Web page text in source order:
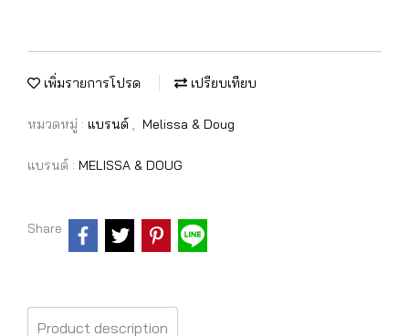
เพิ่มรายการโปรด เปรียบเทียบ
หมวดหมู่ : แบรนด์ , Melissa & Doug
แบรนด์ : MELISSA & DOUG
Share
Product description